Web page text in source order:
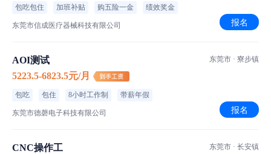
包吃包住 加班补贴 购五险一金 绩效奖金
东莞市信成医疗器械科技有限公司 报名
AOI测试
5223.5-6823.5元/月
包吃 包住 8小时工作制 带薪年假
东莞市德磬电子科技有限公司
东莞市 · 寮步镇
报名
CNC操作工
东莞市 · 长安镇